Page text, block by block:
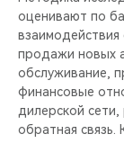
оценивают по
взаимодействия
продажи новых
обслуживание,
финансовые
дилерской
обратная связь.